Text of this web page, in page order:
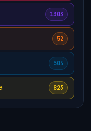
1303
52
504
823